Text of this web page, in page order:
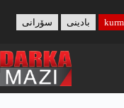
content
بادینی سۆرانی